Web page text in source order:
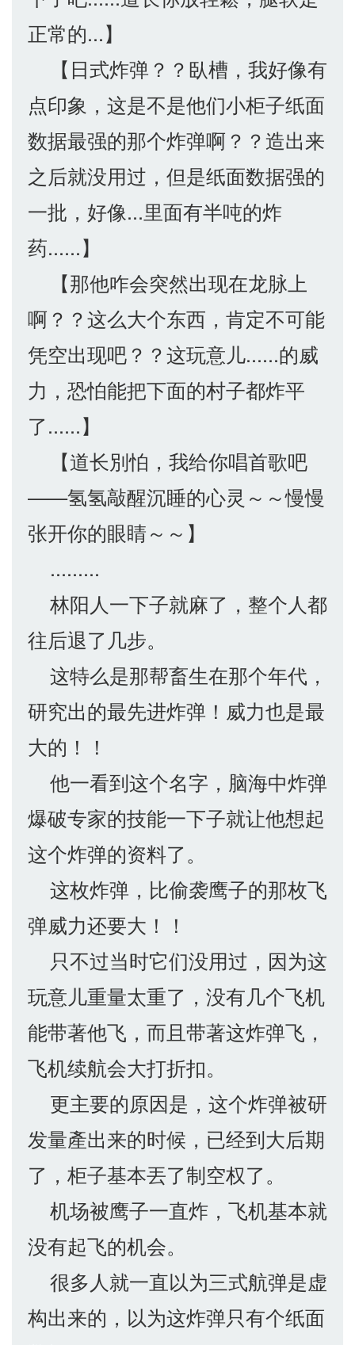
正常的...】
【日式炸弹？？臥槽，我好像有
点印象，这是不是他们小柜子纸面
数据最强的那个炸弹啊？？造出来
之后就没用过，但是纸面数据强的
一批，好像...里面有半吨的炸
药......】
【那他咋会突然出现在龙脉上
啊？？这么大个东西，肯定不可能
凭空出现吧？？这玩意儿......的威
力，恐怕能把下面的村子都炸平
了......】
【道长別怕，我给你唱首歌吧
——氢氢敲醒沉睡的心灵～～慢慢
张开你的眼睛～～】
.........
林阳人一下子就麻了，整个人都
往后退了几步。
这特么是那帮畜生在那个年代，
研究出的最先进炸弹！威力也是最
大的！！
他一看到这个名字，脑海中炸弹
爆破专家的技能一下子就让他想起
这个炸弹的资料了。
这枚炸弹，比偷袭鹰子的那枚飞
弹威力还要大！！
只不过当时它们没用过，因为这
玩意儿重量太重了，没有几个飞机
能带著他飞，而且带著这炸弹飞，
飞机续航会大打折扣。
更主要的原因是，这个炸弹被研
发量產出来的时候，已经到大后期
了，柜子基本丟了制空权了。
机场被鹰子一直炸，飞机基本就
没有起飞的机会。
很多人就一直以为三式航弹是虚
构出来的，以为这炸弹只有个纸面